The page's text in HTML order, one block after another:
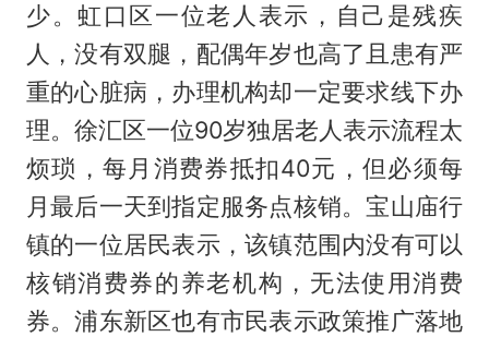
少。虹口区一位老人表示，自己是残疾
人，没有双腿，配偶年岁也高了且患有严
重的心脏病，办理机构却一定要求线下办
理。徐汇区一位90岁独居老人表示流程太
烦琐，每月消费券抵扣40元，但必须每
月最后一天到指定服务点核销。宝山庙行
镇的一位居民表示，该镇范围内没有可以
核销消费券的养老机构，无法使用消费
券。浦东新区也有市民表示政策推广落地